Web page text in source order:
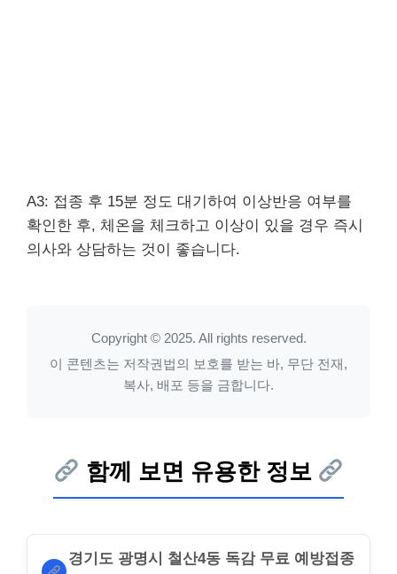
A3: 접종 후 15분 정도 대기하여 이상반응 여부를
확인한 후, 체온을 체크하고 이상이 있을 경우 즉시
의사와 상담하는 것이 좋습니다.
Copyright © 2025. All rights reserved.
이 콘텐츠는 저작권법의 보호를 받는 바, 무단 전재,
복사, 배포 등을 금합니다.
함께 보면 유용한 정보
경기도 광명시 철산4동 독감 무료 예방접종